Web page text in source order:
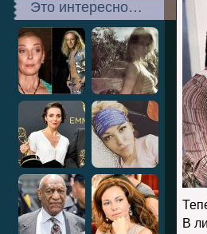
Это интересно…
В